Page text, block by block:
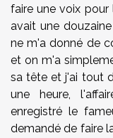
faire une voix pour
avait une
ne m'a donné de
et on m'a
sa tête et j'ai tout
une heure,
enregistré le
demandé de faire